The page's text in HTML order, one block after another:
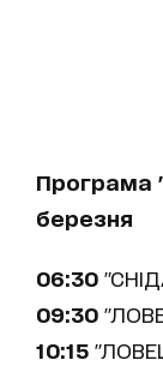
Програма
березня
06:30
09:30
10:15